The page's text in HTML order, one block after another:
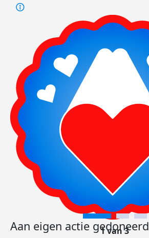
Aan eigen actie gedoneerd
1 van 3